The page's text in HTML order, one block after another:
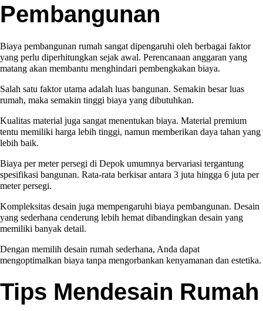
Pembangunan
Biaya pembangunan rumah sangat dipengaruhi oleh berbagai faktor
yang perlu diperhitungkan sejak awal. Perencanaan anggaran yang
matang akan membantu menghindari pembengkakan biaya.
Salah satu faktor utama adalah luas bangunan. Semakin besar luas
rumah, maka semakin tinggi biaya yang dibutuhkan.
Kualitas material juga sangat menentukan biaya. Material premium
tentu memiliki harga lebih tinggi, namun memberikan daya tahan yang
lebih baik.
Biaya per meter persegi di Depok umumnya bervariasi tergantung
spesifikasi bangunan. Rata-rata berkisar antara 3 juta hingga 6 juta per
meter persegi.
Kompleksitas desain juga mempengaruhi biaya pembangunan. Desain
yang sederhana cenderung lebih hemat dibandingkan desain yang
memiliki banyak detail.
Dengan memilih desain rumah sederhana, Anda dapat
mengoptimalkan biaya tanpa mengorbankan kenyamanan dan estetika.
Tips Mendesain Rumah